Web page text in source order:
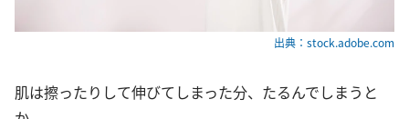
出典：stock.adobe.com
肌は擦ったりして伸びてしまった分、たるんでしまうと